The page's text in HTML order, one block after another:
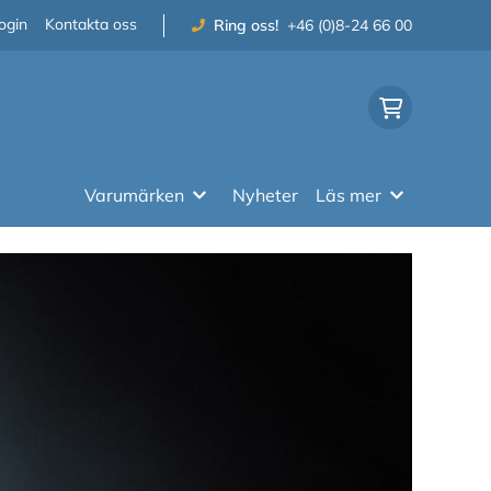
Kontakta oss Ring oss! +46 (0)8-24 66 00
Varumärken Nyheter Läs mer